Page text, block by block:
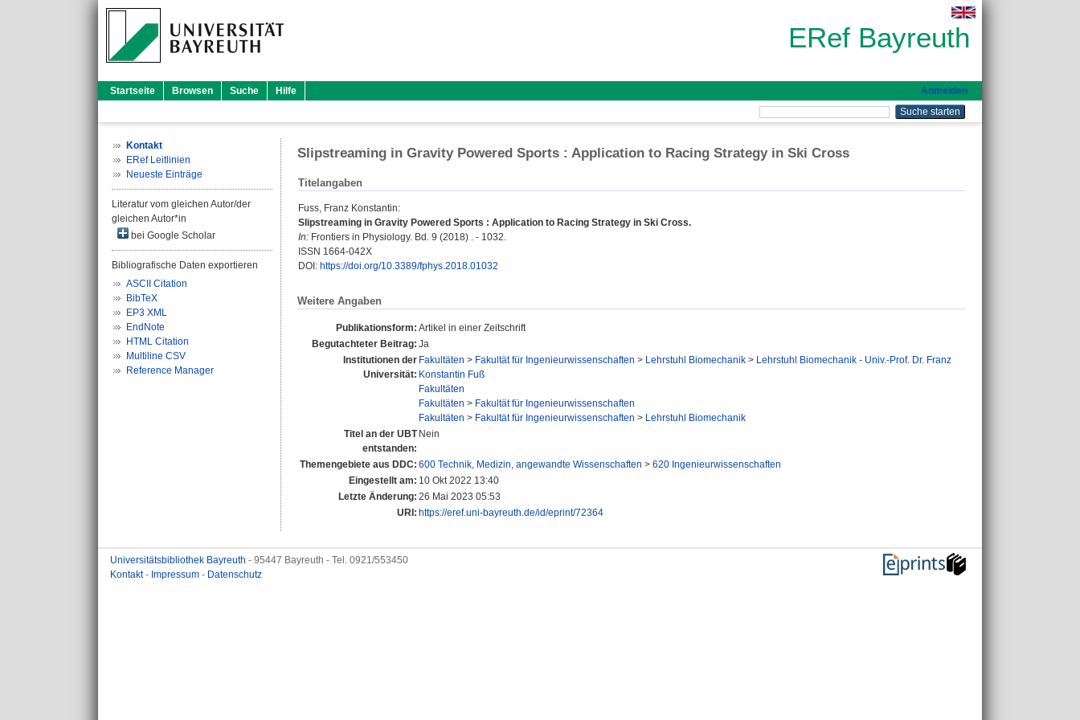
ERef Bayreuth
Startseite Browsen Suche Hilfe Anmelden
Kontakt
ERef Leitlinien
Neueste Einträge
Literatur vom gleichen Autor/der
gleichen Autor*in
bei Google Scholar
Bibliografische Daten exportieren
ASCII Citation
BibTeX
EP3 XML
EndNote
HTML Citation
Multiline CSV
Reference Manager
Slipstreaming in Gravity Powered Sports : Application to Racing Strategy in Ski Cross
Titelangaben
Fuss, Franz Konstantin:
Slipstreaming in Gravity Powered Sports : Application to Racing Strategy in Ski Cross.
In: Frontiers in Physiology. Bd. 9 (2018) . - 1032.
ISSN 1664-042X
DOI: https://doi.org/10.3389/fphys.2018.01032
Weitere Angaben
Publikationsform: Artikel in einer Zeitschrift
Begutachteter Beitrag: Ja
Institutionen der
Universität:
Fakultäten > Fakultät für Ingenieurwissenschaften > Lehrstuhl Biomechanik > Lehrstuhl Biomechanik - Univ.-Prof. Dr. Franz
Konstantin Fuß
Fakultäten
Fakultäten > Fakultät für Ingenieurwissenschaften
Fakultäten > Fakultät für Ingenieurwissenschaften > Lehrstuhl Biomechanik
Titel an der UBT
entstanden:
Nein
Themengebiete aus DDC: 600 Technik, Medizin, angewandte Wissenschaften > 620 Ingenieurwissenschaften
Eingestellt am: 10 Okt 2022 13:40
Letzte Änderung: 26 Mai 2023 05:53
URI: https://eref.uni-bayreuth.de/id/eprint/72364
Universitätsbibliothek Bayreuth - 95447 Bayreuth - Tel. 0921/553450
Kontakt- Impressum - Datenschutz